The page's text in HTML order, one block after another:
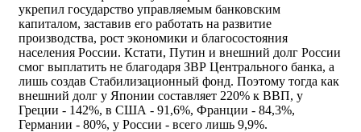
укрепил государство управляемым банковским
капиталом, заставив его работать на развитие
производства, рост экономики и благосостояния
населения России. Кстати, Путин и внешний долг России
смог выплатить не благодаря ЗВР Центрального банка, а
лишь создав Стабилизационный фонд. Поэтому тогда как
внешний долг у Японии составляет 220% к ВВП, у
Греции - 142%, в США - 91,6%, Франции - 84,3%,
Германии - 80%, у России - всего лишь 9,9%.